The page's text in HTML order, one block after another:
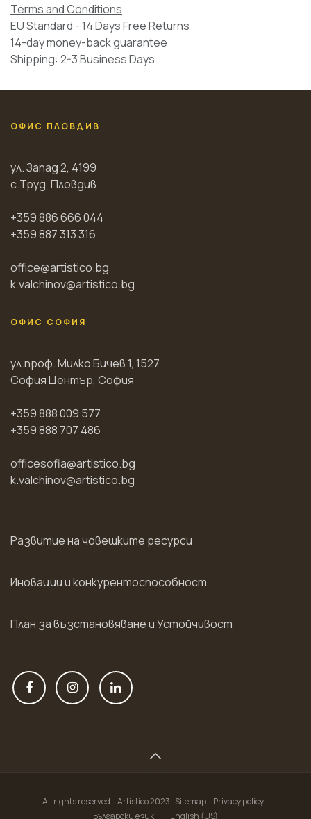
Terms and Conditions
EU Standard - 14 Days Free Returns
14-day money-back guarantee
Shipping: 2-3 Business Days
ОФИС ПЛОВДИВ
ул. Запад 2, 4199
с.Труд, Пловдив
+359 886 666 044
+359 887 313 316
office@artistico.bg
k.valchinov@artistico.bg
ОФИС СОФИЯ
ул.проф. Милко Бичев 1, 1527
София Център, София
+359 888 009 577
+359 888 707 486
officesofia@artistico.bg
k.valchinov@artistico.bg
Развитие на човешките ресурси
Иновации и конкурентоспособност
План за възстановяване и Устойчивост
All rights reserved – Artistico 2023- Sitemap – Privacy policy
Български език
| English (US)